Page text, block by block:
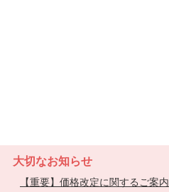
大切なお知らせ
【重要】価格改定に関するご案内